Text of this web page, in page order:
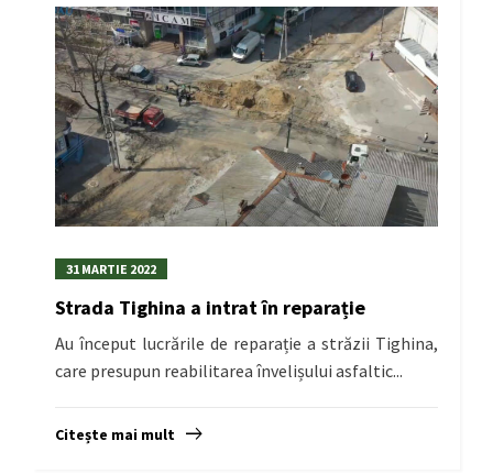
31 MARTIE 2022
Strada Tighina a intrat în reparație
Au început lucrările de reparație a străzii Tighina,
care presupun reabilitarea învelișului asfaltic...
Citește mai mult